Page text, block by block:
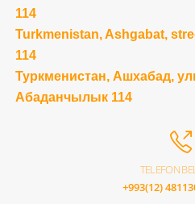
114
Turkmenistan, Ashgabat,
114
Туркменистан, Ашхабад,
Абаданчылык 114
TELEFON
+993(12)